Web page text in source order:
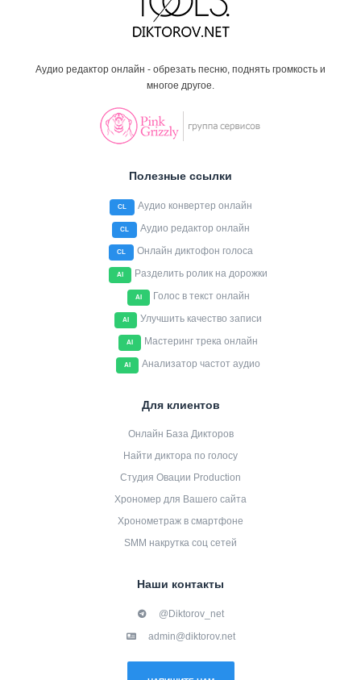
Аудио редактор онлайн - обрезать песню, поднять громкость и
многое другое.
Полезные ссылки
CL Аудио конвертер онлайн
CL Аудио редактор онлайн
CL Онлайн диктофон голоса
AI Разделить ролик на дорожки
AI Голос в текст онлайн
AI Улучшить качество записи
AI Мастеринг трека онлайн
AI Анализатор частот аудио
Для клиентов
Онлайн База Дикторов
Найти диктора по голосу
Студия Овации Production
Хрономер для Вашего сайта
Хронометраж в смартфоне
SMM накрутка соц сетей
Наши контакты
@Diktorov_net
admin@diktorov.net